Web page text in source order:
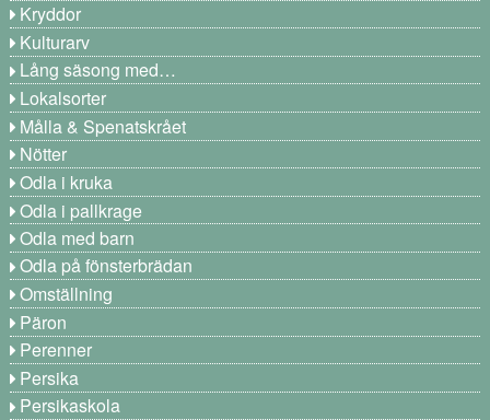
Kryddor
Kulturarv
Lång säsong med…
Lokalsorter
Målla & Spenatskrået
Nötter
Odla i kruka
Odla i pallkrage
Odla med barn
Odla på fönsterbrädan
Omställning
Päron
Perenner
Persika
Persikaskola